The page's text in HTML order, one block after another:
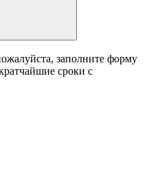
заполните форму
сроки с